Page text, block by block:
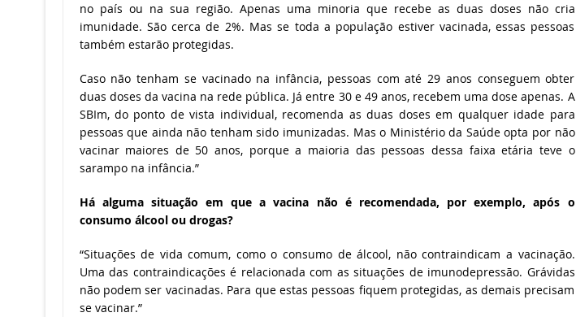
no país ou na sua região. Apenas uma minoria que recebe as duas doses não cria
imunidade. São cerca de 2%. Mas se toda a população estiver vacinada, essas pessoas
também estarão protegidas.
Caso não tenham se vacinado na infância, pessoas com até 29 anos conseguem obter
duas doses da vacina na rede pública. Já entre 30 e 49 anos, recebem uma dose apenas. A
SBIm, do ponto de vista individual, recomenda as duas doses em qualquer idade para
pessoas que ainda não tenham sido imunizadas. Mas o Ministério da Saúde opta por não
vacinar maiores de 50 anos, porque a maioria das pessoas dessa faixa etária teve o
sarampo na infância.”
Há alguma situação em que a vacina não é recomendada, por exemplo, após o
consumo álcool ou drogas?
“Situações de vida comum, como o consumo de álcool, não contraindicam a vacinação.
Uma das contraindicações é relacionada com as situações de imunodepressão. Grávidas
não podem ser vacinadas. Para que estas pessoas fiquem protegidas, as demais precisam
se vacinar.”